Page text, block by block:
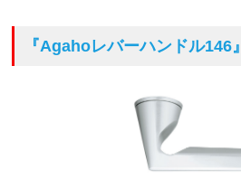
『Agahoレバーハンドル146』